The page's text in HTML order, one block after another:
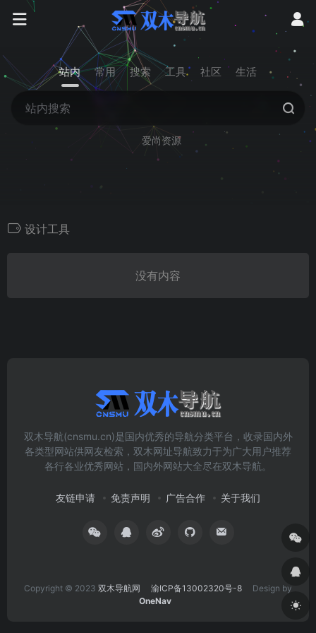
站内 常用 搜索 工具 社区 生活
爱尚资源
设计工具
没有内容
双木导航(cnsmu.cn)是国内优秀的导航分类平台，收录国内外
各类型网站供网友检索，双木网址导航致力于为广大用户推荐
各行各业优秀网站，国内外网站大全尽在双木导航。
友链申请 免责声明 广告合作 关于我们
Copyright © 2023 双木导航网 渝ICP备13002320号-8 Design by
OneNav